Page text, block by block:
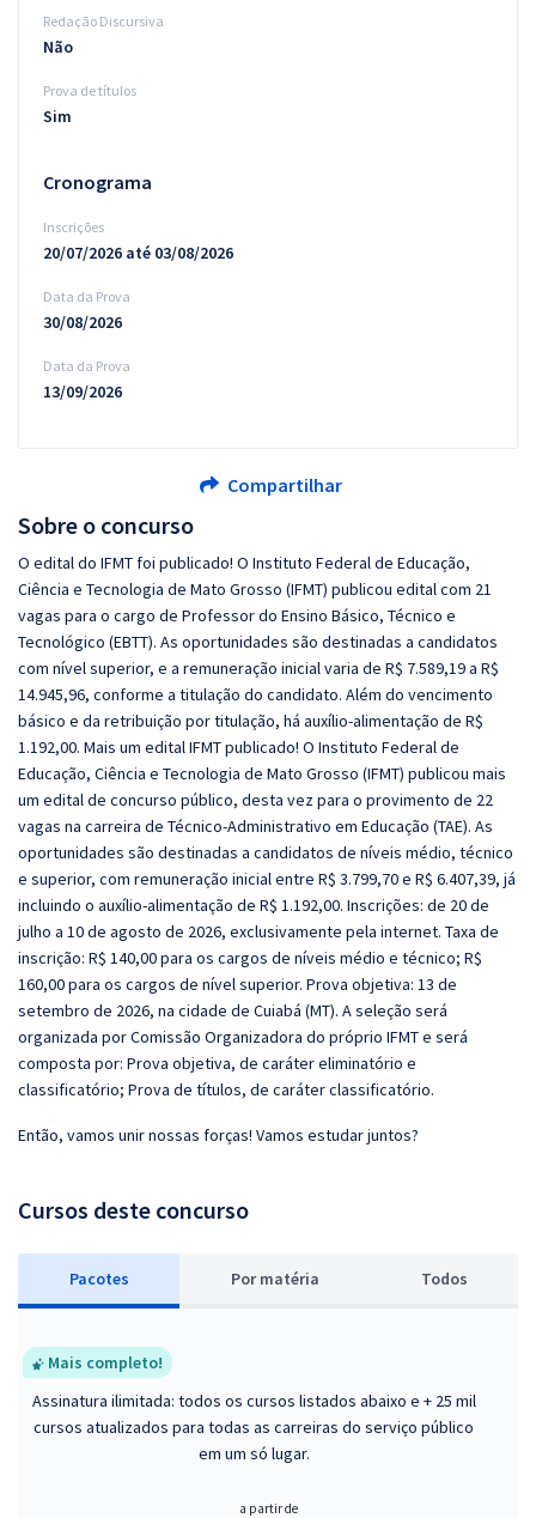
Sobre o concurso
O edital do IFMT foi publicado! O Instituto Federal de Educação,
Ciência e Tecnologia de Mato Grosso (IFMT) publicou edital com 21
vagas para o cargo de Professor do Ensino Básico, Técnico e
Tecnológico (EBTT). As oportunidades são destinadas a candidatos
com nível superior, e a remuneração inicial varia de R$ 7.589,19 a R$
14.945,96, conforme a titulação do candidato. Além do vencimento
básico e da retribuição por titulação, há auxílio-alimentação de R$
1.192,00. Mais um edital IFMT publicado! O Instituto Federal de
Educação, Ciência e Tecnologia de Mato Grosso (IFMT) publicou mais
um edital de concurso público, desta vez para o provimento de 22
vagas na carreira de Técnico-Administrativo em Educação (TAE). As
oportunidades são destinadas a candidatos de níveis médio, técnico
e superior, com remuneração inicial entre R$ 3.799,70 e R$ 6.407,39, já
incluindo o auxílio-alimentação de R$ 1.192,00. Inscrições: de 20 de
julho a 10 de agosto de 2026, exclusivamente pela internet. Taxa de
inscrição: R$ 140,00 para os cargos de níveis médio e técnico; R$
160,00 para os cargos de nível superior. Prova objetiva: 13 de
setembro de 2026, na cidade de Cuiabá (MT). A seleção será
organizada por Comissão Organizadora do próprio IFMT e será
composta por: Prova objetiva, de caráter eliminatório e
classificatório; Prova de títulos, de caráter classificatório.
Então, vamos unir nossas forças! Vamos estudar juntos?
Cursos deste concurso
Pacotes Por matéria Todos
Mais completo!
Assinatura ilimitada: todos os cursos listados abaixo e + 25 mil
cursos atualizados para todas as carreiras do serviço público
em um só lugar.
a partir de
Redação Discursiva
Não
Prova de títulos
Sim
Cronograma
Inscrições
20/07/2026 até 03/08/2026
Data da Prova
30/08/2026
Data da Prova
13/09/2026
Compartilhar